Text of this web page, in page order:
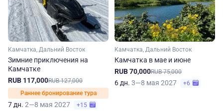
Камчатка, Дальний Восток
Зимние приключения на
Камчатке
RUB 117,000RUB 127,000
Раннее бронирование тура
7 дн. 2—8 мая 2027 +15
Камчатка, Дальний Восток
Камчатка в мае и июне
RUB 70,000RUB 75,000
6 дн. 3—8 мая 2027 +6